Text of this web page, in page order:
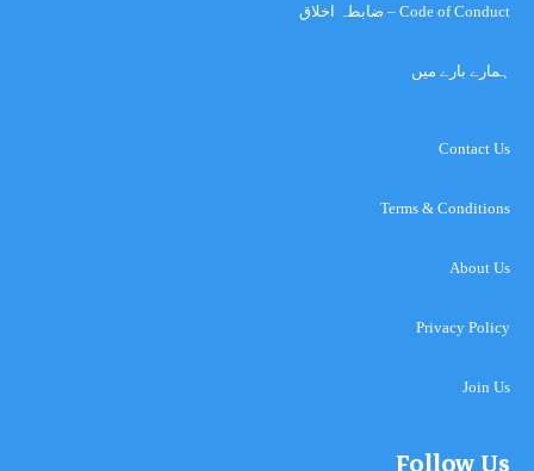
Code of Conduct – ضابطہ اخلاق
ہمارے بارے میں
Contact Us
Terms & Conditions
About Us
Privacy Policy
Join Us